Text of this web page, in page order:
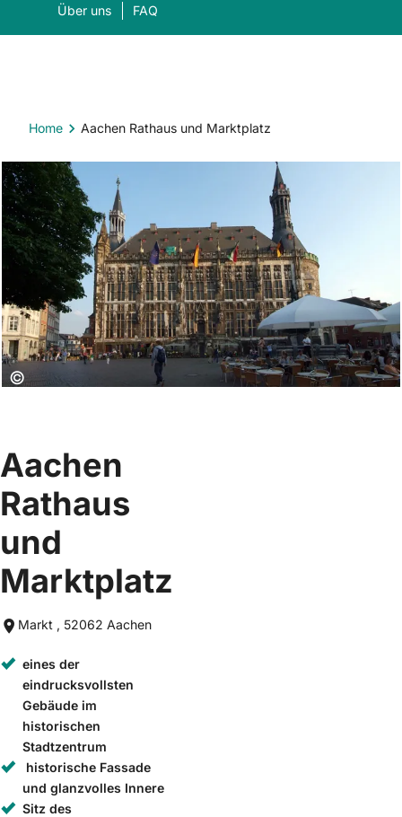
Über uns FAQ
Was suchen Sie?
Home Aachen Rathaus und Marktplatz
Copyright:
©
Aachen
Rathaus
und
Marktplatz
Markt , 52062 Aachen
eines der
eindrucksvollsten
Gebäude im
historischen
Stadtzentrum
historische Fassade
und glanzvolles Innere
Sitz des